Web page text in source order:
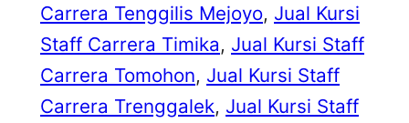
Carrera Tenggilis Mejoyo, Jual Kursi
Staff Carrera Timika, Jual Kursi Staff
Carrera Tomohon, Jual Kursi Staff
Carrera Trenggalek, Jual Kursi Staff